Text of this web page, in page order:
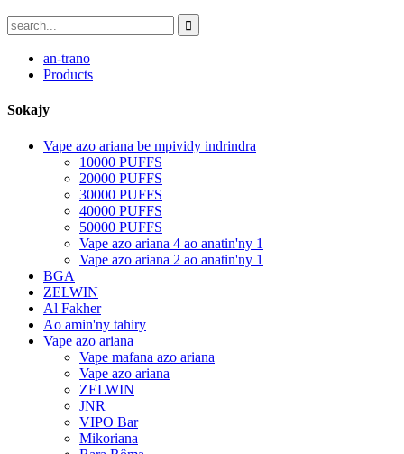
an-trano
Products
Sokajy
Vape azo ariana be mpividy indrindra
10000 PUFFS
20000 PUFFS
30000 PUFFS
40000 PUFFS
50000 PUFFS
Vape azo ariana 4 ao anatin'ny 1
Vape azo ariana 2 ao anatin'ny 1
BGA
ZELWIN
Al Fakher
Ao amin'ny tahiry
Vape azo ariana
Vape mafana azo ariana
Vape azo ariana
ZELWIN
JNR
VIPO Bar
Mikoriana